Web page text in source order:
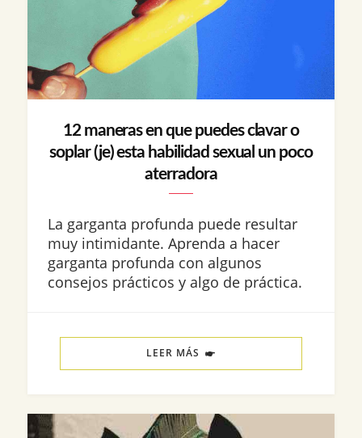
12 maneras en que puedes clavar o
soplar (je) esta habilidad sexual un poco
aterradora
La garganta profunda puede resultar
muy intimidante. Aprenda a hacer
garganta profunda con algunos
consejos prácticos y algo de práctica.
LEER MÁS